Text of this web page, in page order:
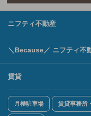
ニフティ不動産
＼Because／ ニフティ不
賃貸
月極駐車場 賃貸事務所